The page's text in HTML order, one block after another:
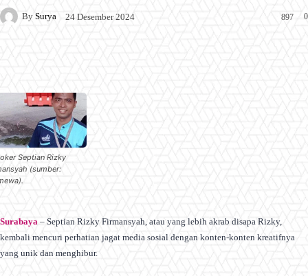
By Surya 24 Desember 2024 0
897
Septian Rizky
(sumber:
Surabaya – Septian Rizky Firmansyah, atau yang lebih akrab disapa Rizky,
kembali mencuri perhatian jagat media sosial dengan konten-konten kreatifnya
yang unik dan menghibur.